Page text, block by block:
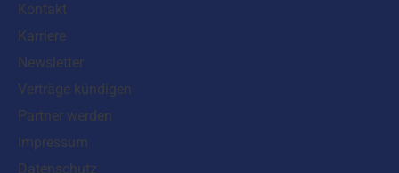
Kontakt
Karriere
Newsletter
Verträge kündigen
Partner werden
Impressum
Datenschutz